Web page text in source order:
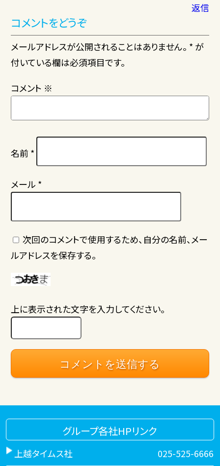
返信
コメントをどうぞ
メールアドレスが公開されることはありません。 * が
付いている欄は必須項目です。
コメント ※
名前 *
メール *
次回のコメントで使用するため、自分の名前、メー
ルアドレスを保存する。
上に表示された文字を入力してください。
グループ各社HPリンク
上越タイムス社 025-525-6666